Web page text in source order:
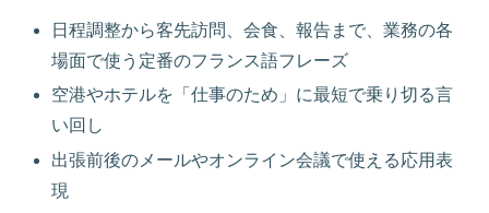
日程調整から客先訪問、会食、報告まで、業務の各
場面で使う定番のフランス語フレーズ
空港やホテルを「仕事のため」に最短で乗り切る言
い回し
出張前後のメールやオンライン会議で使える応用表
現